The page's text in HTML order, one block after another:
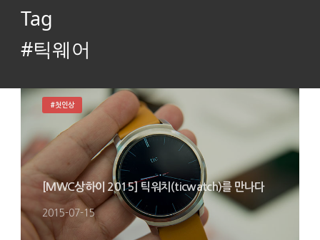
Tag
#틱웨어
[MWC상하이 2015] 틱워치(ticwatch)를 만나다
2015-07-15
#첫인상